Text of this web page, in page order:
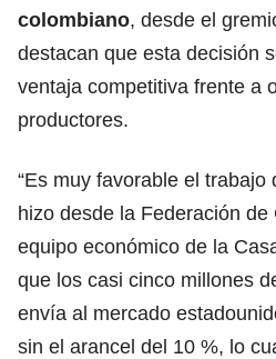
colombiano, desde el
destacan que esta decisión
ventaja competitiva frente a
productores.
“Es muy favorable el trabajo
hizo desde la Federación de
equipo económico de la
que los casi cinco millones
envía al mercado
sin el arancel del 10 %, lo